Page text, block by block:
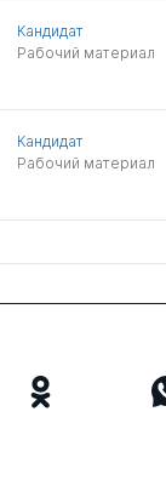
Кандидат
Рабочий материал
Кандидат
Рабочий материал